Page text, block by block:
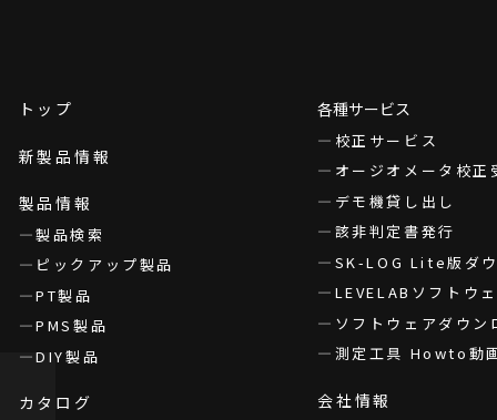
トップ
新製品情報
製品情報
製品検索
ピックアップ製品
PT製品
PMS製品
DIY製品
カタログ
各種サービス
校正サービス
オージオメータ校正
デモ機貸し出し
該非判定書発行
SK-LOG Lite版ダウ
LEVELABソフトウ
ソフトウェアダウン
測定工具 Howto動
会社情報